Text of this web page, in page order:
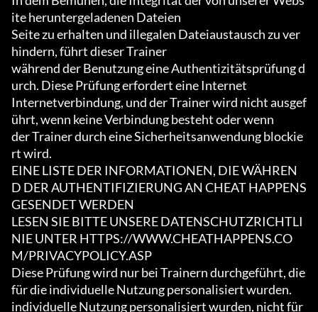
ite heruntergeladenen Dateien
Seite zu erhalten und illegalen Dateiaustausch zu ver
hindern, führt dieser Trainer
während der Benutzung eine Authentizitätsprüfung d
urch. Diese Prüfung erfordert eine Internet
Internetverbindung, und der Trainer wird nicht ausgef
ührt, wenn keine Verbindung besteht oder wenn
der Trainer durch eine Sicherheitsanwendung blockie
rt wird.
EINE LISTE DER INFORMATIONEN, DIE WÄHREN
D DER AUTHENTIFIZIERUNG AN CHEAT HAPPENS
GESENDET WERDEN
LESEN SIE BITTE UNSERE DATENSCHUTZRICHTLI
NIE UNTER HTTPS://WWW.CHEATHAPPENS.CO
M/PRIVACYPOLICY.ASP
Diese Prüfung wird nur bei Trainern durchgeführt, die
für die individuelle Nutzung personalisiert wurden.
individuelle Nutzung personalisiert wurden, nicht für